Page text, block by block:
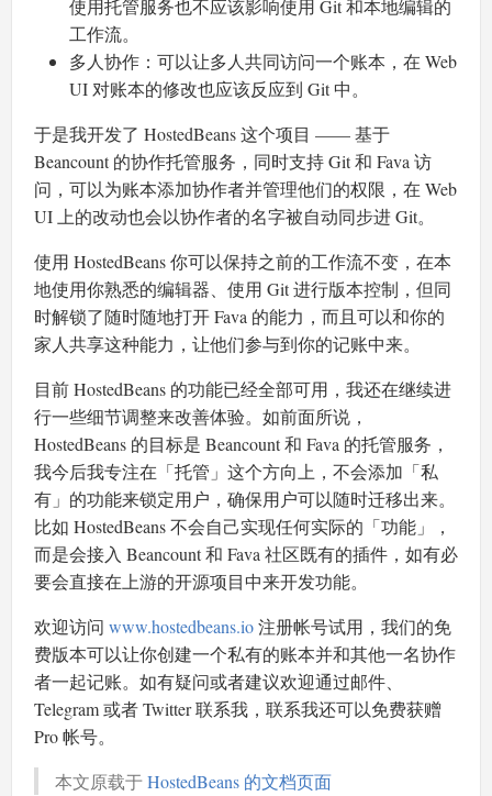
使用托管服务也不应该影响使用 Git 和本地编辑的
工作流。
多人协作：可以让多人共同访问一个账本，在 Web
UI 对账本的修改也应该反应到 Git 中。
于是我开发了 HostedBeans 这个项目 —— 基于
Beancount 的协作托管服务，同时支持 Git 和 Fava 访
问，可以为账本添加协作者并管理他们的权限，在 Web
UI 上的改动也会以协作者的名字被自动同步进 Git。
使用 HostedBeans 你可以保持之前的工作流不变，在本
地使用你熟悉的编辑器、使用 Git 进行版本控制，但同
时解锁了随时随地打开 Fava 的能力，而且可以和你的
家人共享这种能力，让他们参与到你的记账中来。
目前 HostedBeans 的功能已经全部可用，我还在继续进
行一些细节调整来改善体验。如前面所说，
HostedBeans 的目标是 Beancount 和 Fava 的托管服务，
我今后我专注在「托管」这个方向上，不会添加「私
有」的功能来锁定用户，确保用户可以随时迁移出来。
比如 HostedBeans 不会自己实现任何实际的「功能」，
而是会接入 Beancount 和 Fava 社区既有的插件，如有必
要会直接在上游的开源项目中来开发功能。
欢迎访问 www.hostedbeans.io注册帐号试用，我们的免
费版本可以让你创建一个私有的账本并和其他一名协作
者一起记账。如有疑问或者建议欢迎通过邮件、
Telegram 或者 Twitter 联系我，联系我还可以免费获赠
Pro 帐号。
本文原载于HostedBeans 的文档页面